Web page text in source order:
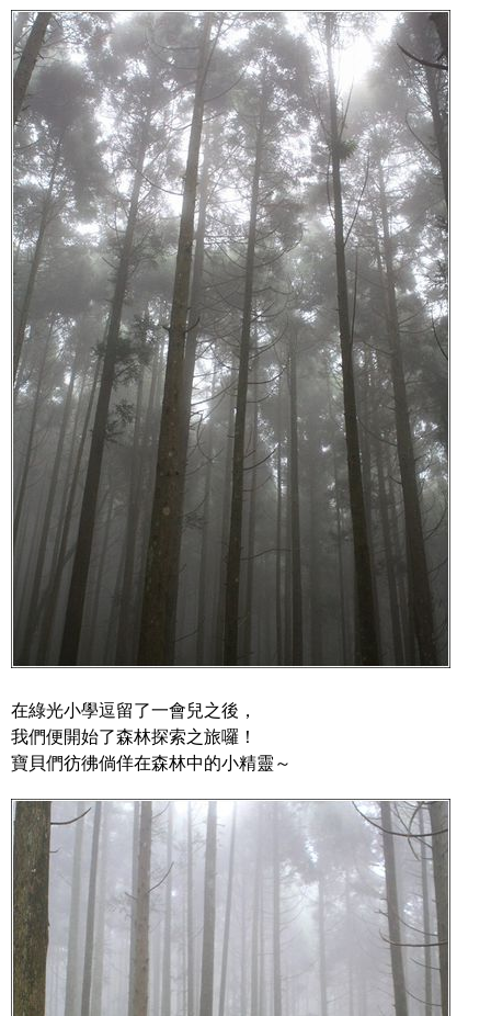
在綠光小學逗留了一會兒之後，
我們便開始了森林探索之旅囉！
寶貝們彷彿倘佯在森林中的小精靈～